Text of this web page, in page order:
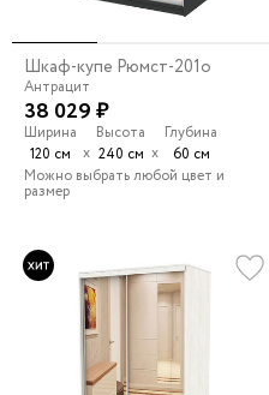
Шкаф-купе Рюмст-201o
Антрацит
38 029 ₽
Ширина
120 см
х
Высота
240 см х
Глубина
60 см
Можно выбрать любой цвет и
размер